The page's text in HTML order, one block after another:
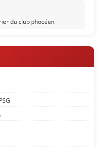
du club phocéen